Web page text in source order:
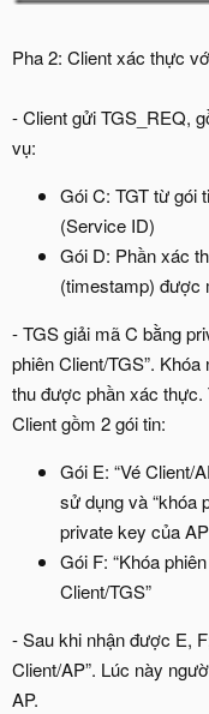
Pha 2: Client xác thực
- Client gửi TGS_REQ,
vụ:
Gói C: TGT từ gói
(Service ID)
Gói D: Phần xác
(timestamp) được
- TGS giải mã C bằng
phiên Client/TGS”.
thu được phần xác thực.
Client gồm 2 gói tin:
Gói E: “Vé Client/
sử dụng và “khóa
private key của AP
Gói F: “Khóa
Client/TGS”
- Sau khi nhận được E,
Client/AP”. Lúc này
AP.